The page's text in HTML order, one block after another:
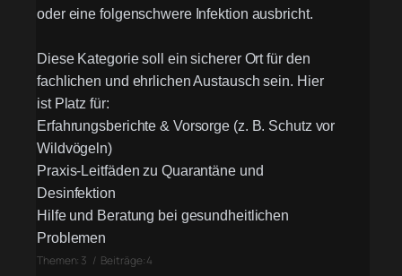
oder eine folgenschwere Infektion ausbricht.
Diese Kategorie soll ein sicherer Ort für den
fachlichen und ehrlichen Austausch sein. Hier
ist Platz für:
Erfahrungsberichte & Vorsorge (z. B. Schutz vor
Wildvögeln)
Praxis-Leitfäden zu Quarantäne und
Desinfektion
Hilfe und Beratung bei gesundheitlichen
Problemen
Themen: 3 / Beiträge: 4